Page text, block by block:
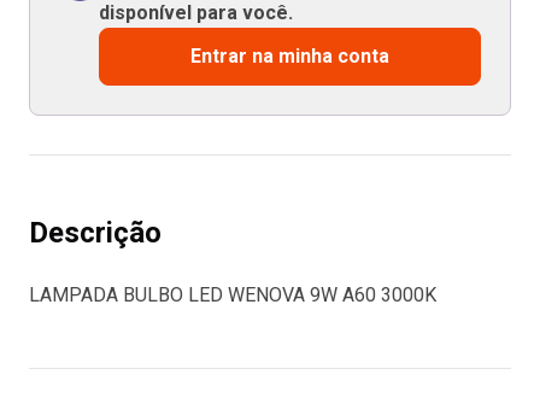
disponível para você.
Entrar na minha conta
Descrição
LAMPADA BULBO LED WENOVA 9W A60 3000K